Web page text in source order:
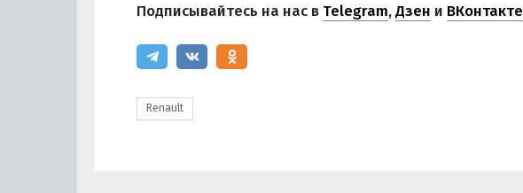
Подписывайтесь на нас в Telegram,Дзен и ВКонтакте
Renault